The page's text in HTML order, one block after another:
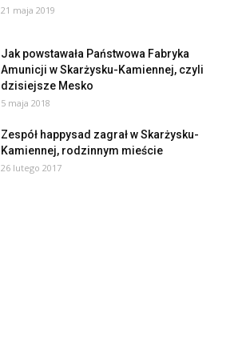
21 maja 2019
Jak powstawała Państwowa Fabryka
Amunicji w Skarżysku-Kamiennej, czyli
dzisiejsze Mesko
5 maja 2018
Zespół happysad zagrał w Skarżysku-
Kamiennej, rodzinnym mieście
26 lutego 2017